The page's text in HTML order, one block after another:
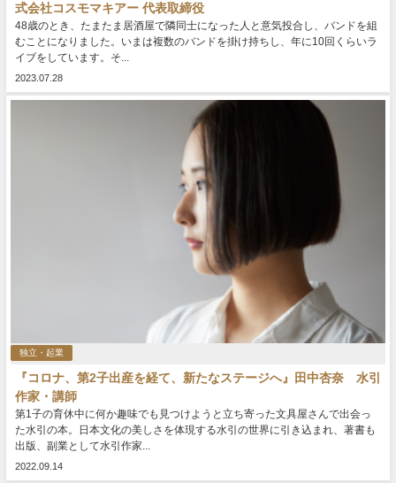
式会社コスモマキアー 代表取締役
48歳のとき、たまたま居酒屋で隣同士になった人と意気投合し、バンドを組
むことになりました。いまは複数のバンドを掛け持ちし、年に10回くらいラ
イブをしています。そ...
2023.07.28
独立・起業
『コロナ、第2子出産を経て、新たなステージへ』田中杏奈 水引
作家・講師
第1子の育休中に何か趣味でも見つけようと立ち寄った文具屋さんで出会っ
た水引の本。日本文化の美しさを体現する水引の世界に引き込まれ、著書も
出版、副業として水引作家...
2022.09.14